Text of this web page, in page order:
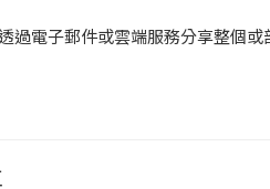
過電子郵件或雲端服務分享整個或